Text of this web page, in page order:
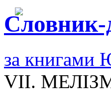
Словник-
за
VII.